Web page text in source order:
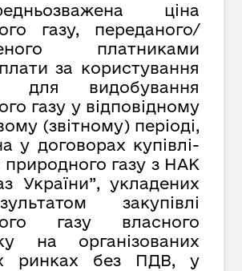
ціна
газу, переданого/
платниками
за користування
для видобування
газу у відповідному
(звітному) періоді,
у договорах купівлі-
газу з НАК
України”, укладених
закупівлі
газу власного
на організованих
ринках без ПДВ, у